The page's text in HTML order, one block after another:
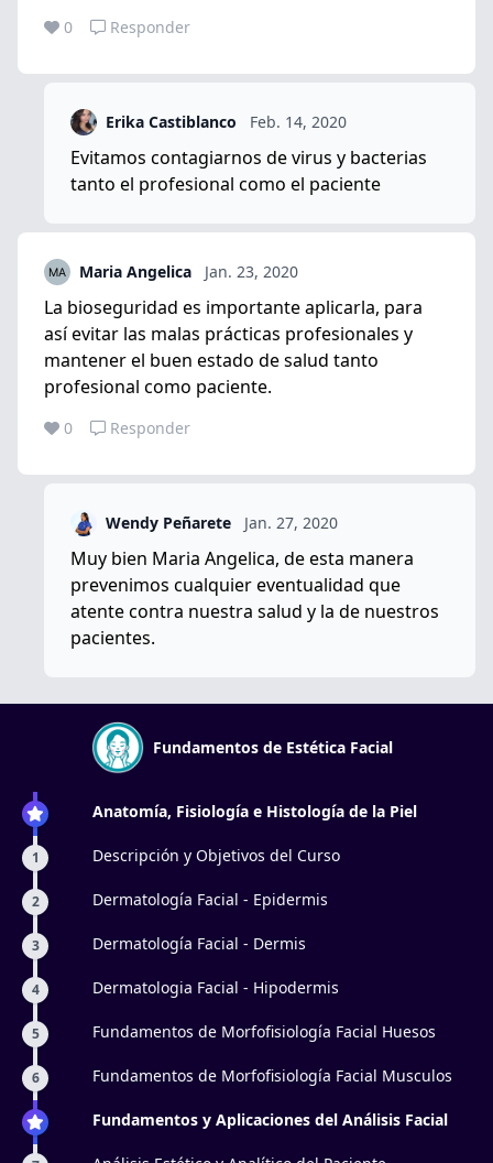
0 Responder
Erika Castiblanco Feb. 14, 2020
Evitamos contagiarnos de virus y bacterias
tanto el profesional como el paciente
Maria Angelica Jan. 23, 2020
La bioseguridad es importante aplicarla, para
así evitar las malas prácticas profesionales y
mantener el buen estado de salud tanto
profesional como paciente.
0 Responder
Wendy Peñarete Jan. 27, 2020
Muy bien Maria Angelica, de esta manera
prevenimos cualquier eventualidad que
atente contra nuestra salud y la de nuestros
pacientes.
Fundamentos de Estética Facial
Anatomía, Fisiología e Histología de la Piel
1 Descripción y Objetivos del Curso
2 Dermatología Facial - Epidermis
3 Dermatología Facial - Dermis
4 Dermatologia Facial - Hipodermis
5 Fundamentos de Morfofisiología Facial Huesos
6 Fundamentos de Morfofisiología Facial Musculos
Fundamentos y Aplicaciones del Análisis Facial